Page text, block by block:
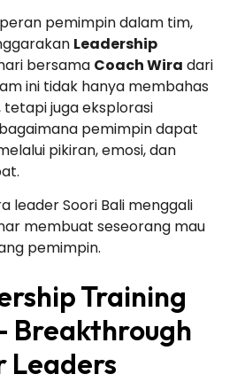
pemimpin dalam tim,
Leadership
bersama Coach Wira dari
ini tidak hanya membahas
juga eksplorasi
pemimpin dapat
pikiran, emosi, dan
leader Soori Bali menggali
membuat seseorang mau
pemimpin.
Training
Breakthrough
Leaders